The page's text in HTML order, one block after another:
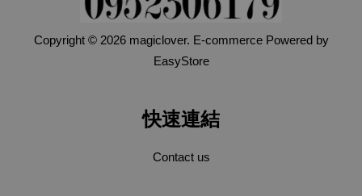
Copyright © 2026 magiclover. E-commerce Powered by
EasyStore
快速連結
Contact us